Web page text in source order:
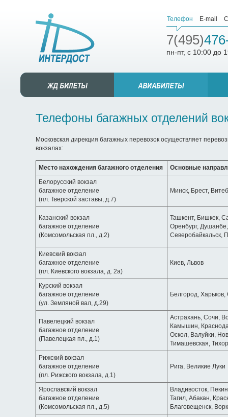
Телефон E-mail
7(495)
пн-пт, с 10:00 до
Телефоны багажных отделений
Московская дирекция багажных перевозок осуществляет
вокзалах:
Место нахождения багажного отделения
Основные
Белорусский вокзал
багажное отделение
(пл. Тверской заставы, д.7)
Минск, Брест,
Казанский вокзал
багажное отделение
(Комсомольская пл., д.2)
Ташкент, Бишкек,
Оренбург,
Северобайкальск,
Киевский вокзал
багажное отделение
(пл. Киевского вокзала, д. 2а)
Киев, Львов
Курский вокзал
багажное отделение
(ул. Земляной вал, д.29)
Белгород,
Павелецкий вокзал
багажное отделение
(Павелецкая пл., д.1)
Астрахань, Сочи,
Камышин,
Оскол, Валуйки,
Тимашевская,
Рижский вокзал
багажное отделение
(пл. Рижского вокзала, д.1)
Рига, Великие Луки
Ярославский вокзал
багажное отделение
(Комсомольская пл., д.5)
Владивосток,
Тагил, Абакан,
Благовещенск,